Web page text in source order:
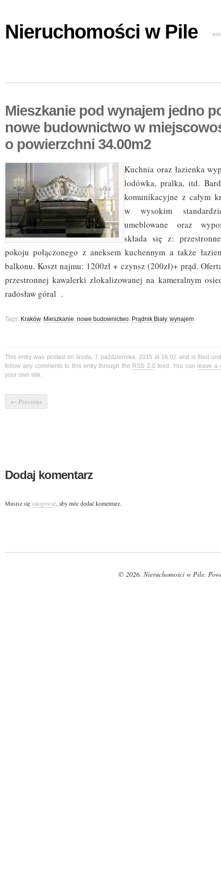
Nieruchomości w Pile
Mieszkanie pod wynajem jedno
nowe budownictwo w
o powierzchni 34.00m2
Kuchnia oraz łazienka
lodówka, pralka, itd.
komunikacyjne z całym
w wysokim
umeblowane oraz
składa się z:
pokoju połączonego z aneksem kuchennym a także
balkonu. Koszt najmu: 1200zł + czynsz (200zł)+ prąd.
przestronnej kawalerki zlokalizowanej na kameralnym
radosław góral .
Tags: Kraków, Mieszkanie, nowe budownictwo, Prądnik Biały, wynajem
This entry was posted on środa, 7 października, 2015 at 16:02 and is filed
follow any comments to this entry through the RSS 2.0 feed. You can leave a
your own site.
← Previous
Dodaj komentarz
Musisz sięzalogować, aby móc dodać komentarz.
© 2026. Nieruchomości w Pile.